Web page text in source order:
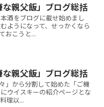
親父飯」ブログ総括
酒をブログに載せ始めまし
ようになって、せっかくなら
おこうと...
親父飯」ブログ総括
」から分割して始めた「ご機
ウイスキーの紹介ページとな
理以...